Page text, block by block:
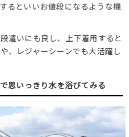
るといいお値段になるような機
遣いにも良し、上下着用すると
、レジャーシーンでも大活躍し
思いっきり水を浴びてみる